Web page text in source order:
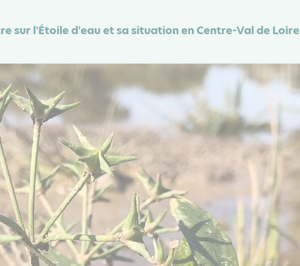
sur l'Étoile d'eau et sa situation en Centre-Val de Loire